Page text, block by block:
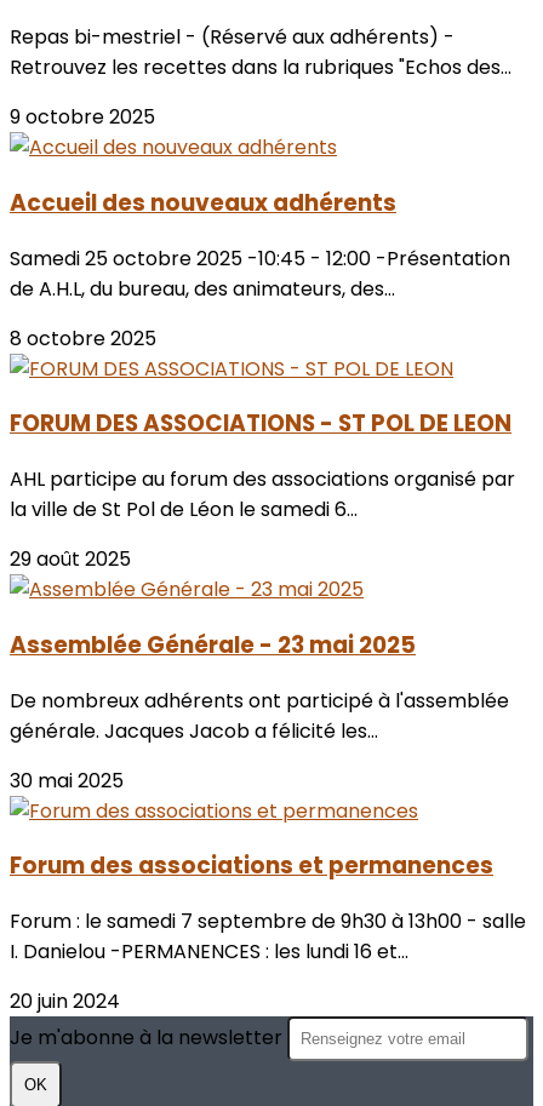
Repas bi-mestriel - (Réservé aux adhérents) -
Retrouvez les recettes dans la rubriques "Echos des...
9 octobre 2025
Accueil des nouveaux adhérents
Samedi 25 octobre 2025 -10:45 - 12:00 -Présentation
de A.H.L, du bureau, des animateurs, des...
8 octobre 2025
FORUM DES ASSOCIATIONS - ST POL DE LEON
AHL participe au forum des associations organisé par
la ville de St Pol de Léon le samedi 6...
29 août 2025
Assemblée Générale - 23 mai 2025
De nombreux adhérents ont participé à l'assemblée
générale. Jacques Jacob a félicité les...
30 mai 2025
Forum des associations et permanences
Forum : le samedi 7 septembre de 9h30 à 13h00 - salle
I. Danielou -PERMANENCES : les lundi 16 et...
20 juin 2024
Je m'abonne à la newsletter
OK